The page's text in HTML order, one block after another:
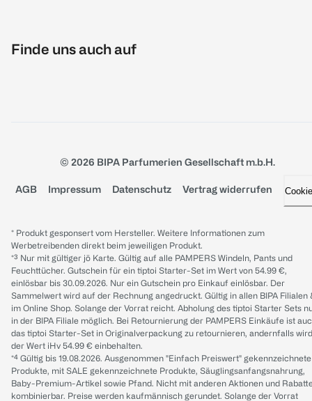
Finde uns auch auf
© 2026 BIPA Parfumerien Gesellschaft m.b.H.
AGB Impressum Datenschutz Vertrag widerrufen
* Produkt gesponsert vom Hersteller. Weitere Informationen zum
Werbetreibenden direkt beim jeweiligen Produkt.
*³ Nur mit gültiger jö Karte. Gültig auf alle PAMPERS Windeln, Pants und
Feuchttücher. Gutschein für ein tiptoi Starter-Set im Wert von 54.99 €,
einlösbar bis 30.09.2026. Nur ein Gutschein pro Einkauf einlösbar. Der
Sammelwert wird auf der Rechnung angedruckt. Gültig in allen BIPA Filialen
im Online Shop. Solange der Vorrat reicht. Abholung des tiptoi Starter Sets
in der BIPA Filiale möglich. Bei Retournierung der PAMPERS Einkäufe ist
das tiptoi Starter-Set in Originalverpackung zu retournieren, andernfalls wird
der Wert iHv 54.99 € einbehalten.
*⁴ Gültig bis 19.08.2026. Ausgenommen "Einfach Preiswert" gekennzeichnete
Produkte, mit SALE gekennzeichnete Produkte, Säuglingsanfangsnahrung,
Baby-Premium-Artikel sowie Pfand. Nicht mit anderen Aktionen und
kombinierbar. Preise werden kaufmännisch gerundet. Solange der Vorrat